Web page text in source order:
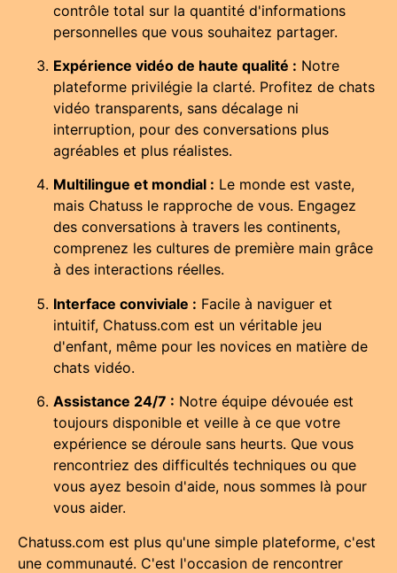
contrôle total sur la quantité d'informations
personnelles que vous souhaitez partager.
Expérience vidéo de haute qualité : Notre
plateforme privilégie la clarté. Profitez de chats
vidéo transparents, sans décalage ni
interruption, pour des conversations plus
agréables et plus réalistes.
Multilingue et mondial : Le monde est vaste,
mais Chatuss le rapproche de vous. Engagez
des conversations à travers les continents,
comprenez les cultures de première main grâce
à des interactions réelles.
Interface conviviale : Facile à naviguer et
intuitif, Chatuss.com est un véritable jeu
d'enfant, même pour les novices en matière de
chats vidéo.
Assistance 24/7 : Notre équipe dévouée est
toujours disponible et veille à ce que votre
expérience se déroule sans heurts. Que vous
rencontriez des difficultés techniques ou que
vous ayez besoin d'aide, nous sommes là pour
vous aider.
Chatuss.com est plus qu'une simple plateforme, c'est
une communauté. C'est l'occasion de rencontrer